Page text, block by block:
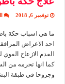
نوفمبر 6, 2018
ما هي اسباب حكة
احد الاعراض
القدم الازعاج
كما انها تحرمه من
وجروحا في طبقة